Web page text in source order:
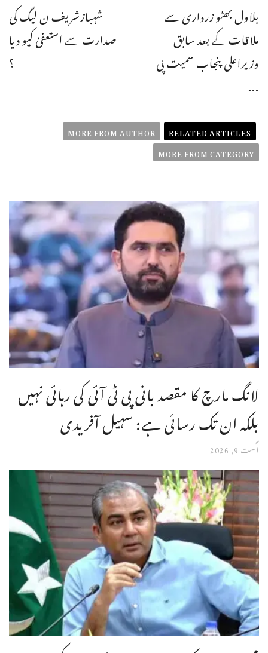
شہبازشریف ن لیگ کی
صدارت سے استعفیٰ کیو دیا
؟
بلاول بھٹو زرداری سے
ملاقات کے بعد سابق
وزیراعلی پنجاب سمیت پی
...
RELATED ARTICLES
MORE FROM AUTHOR
MORE FROM CATEGORY
لانگ مارچ کا مقصد بانی پی ٹی آئی کی رہائی نہیں
بلکہ ان تک رسائی ہے: سہیل آفریدی
اگست 9, 2026